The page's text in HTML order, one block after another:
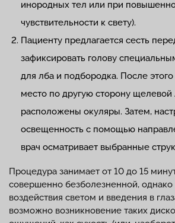
инородных тел или при
чувствительности к свету).
Пациенту предлагается сесть
зафиксировать голову
для лба и подбородка. После
место по другую сторону щелевой
расположены окуляры. Затем,
освещенность с помощью
врач осматривает выбранные
Процедура занимает от 10 до 15
совершенно безболезненной, однако
воздействия светом и введения в
возможно возникновение таких